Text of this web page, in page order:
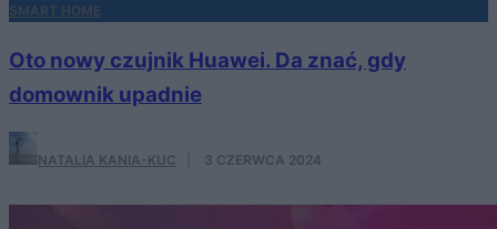
SMART HOME
Oto nowy czujnik Huawei. Da znać, gdy
domownik upadnie
NATALIA KANIA-KUC 3 CZERWCA 2024